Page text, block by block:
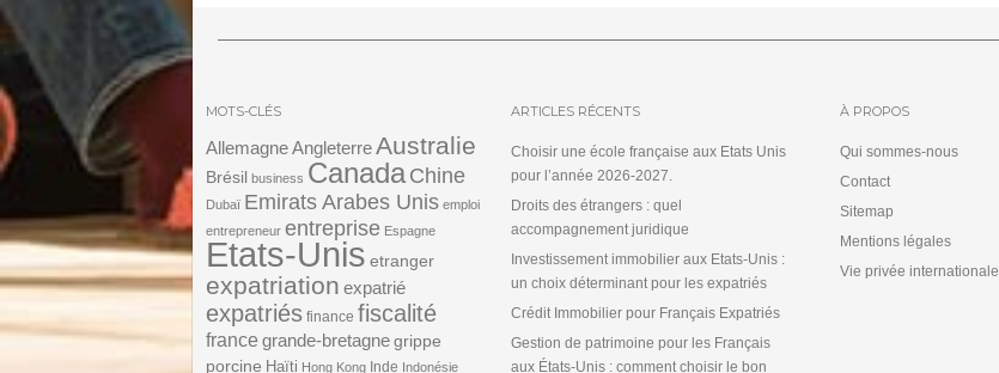
MOTS-CLÉS
AllemagneAngleterreAustralie
Brésil business CanadaChine
Dubaï Emirats Arabes Unis emploi
entrepreneur entreprise Espagne
Etats-Unis etranger
expatriation expatrié
expatriés finance fiscalité
france grande-bretagnegrippe
porcine Haïti Hong Kong Inde Indonésie
ARTICLES RÉCENTS
Choisir une école française aux Etats Unis
pour l’année 2026-2027.
Droits des étrangers : quel
accompagnement juridique
Investissement immobilier aux Etats-Unis :
un choix déterminant pour les expatriés
Crédit Immobilier pour Français Expatriés
Gestion de patrimoine pour les Français
aux États-Unis : comment choisir le bon
À PROPOS
Qui sommes-nous
Contact
Sitemap
Mentions légales
Vie privée internationale